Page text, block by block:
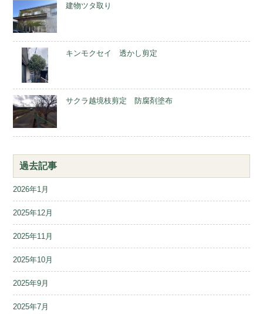
建物ツタ取り
キンモクセイ 透かし剪定
サクラ越境枝剪定 防腐剤塗布
過去記事
2026年1月
2025年12月
2025年11月
2025年10月
2025年9月
2025年7月